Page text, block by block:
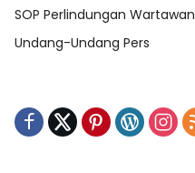
SOP Perlindungan Wartawan
Undang-Undang Pers